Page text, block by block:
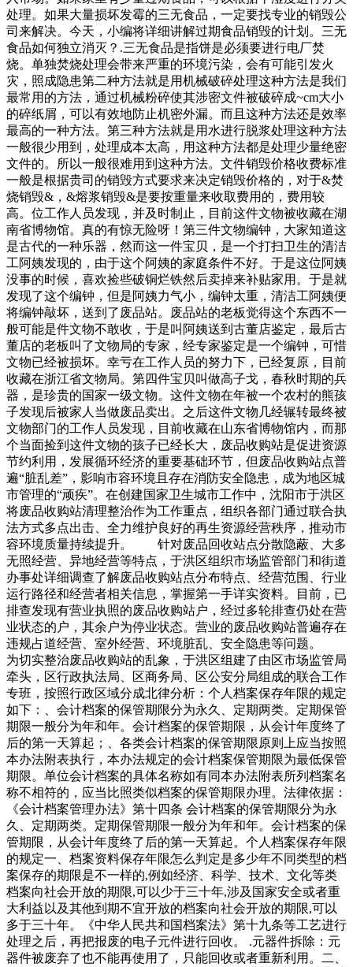
处理。如果大量损坏发霉的三无食品，一定要找专业的销毁公
司来解决。今天，小编将详细讲解过期食品销毁的计划。三无
食品如何独立消灭？.三无食品是指饼是必须要进行电厂焚
烧。单独焚烧处理会带来严重的环境污染，会有可能引发火
灾，照成隐患第二种方法就是用机械破碎处理这种方法是我们
最常用的方法，通过机械粉碎使其涉密文件被破碎成~cm大小
的碎纸屑，可以有效地防止机密外漏。而且这种方法还是效率
最高的一种方法。第三种方法就是用水进行脱浆处理这种方法
一般很少用到，处理成本太高，用这种方法都是处理少量绝密
文件的。所以一般很难用到这种方法。文件销毁价格收费标准
一般是根据贵司的销毁方式要求来决定销毁价格的，对于&焚
烧销毁&，&熔浆销毁&是要按重量来收取费用的，费用较
高。位工作人员发现，并及时制止，目前这件文物被收藏在湖
南省博物馆。真的有惊无险呀！第三件文物编钟，大家知道这
是古代的一种乐器，然而这一件宝贝，是一个打扫卫生的清洁
工阿姨发现的，由于这个阿姨的家庭条件不好。于是这位阿姨
没事的时候，喜欢捡些破铜烂铁然后卖掉来补贴家用。于是就
发现了这个编钟，但是阿姨力气小，编钟太重，清洁工阿姨便
将编钟敲坏，送到了废品站。废品站的老板觉得这个东西不一
般可能是件文物不敢收，于是叫阿姨送到古董店鉴定，最后古
董店的老板叫了文物局的专家，经专家鉴定是一个编钟，可惜
文物已经被损坏。幸亏在工作人员的努力下，已经复原，目前
收藏在浙江省文物局。第四件宝贝叫做高子戈，春秋时期的兵
器，是珍贵的国家一级文物。这件文物在年被一个农村的熊孩
子发现后被家人当做废品卖出。之后这件文物几经辗转最终被
文物部门的工作人员发现，目前收藏在山东省博物馆内，而那
个当面捡到这件文物的孩子已经长大，废品收购站是促进资源
节约利用，发展循环经济的重要基础环节，但废品收购站点普
遍“脏乱差”，影响市容环境且存在消防安全隐患，成为地区城
市管理的“顽疾”。在创建国家卫生城市工作中，沈阳市于洪区
将废品收购站清理整治作为工作重点，组织各部门通过联合执
法方式多点出击、全力维护良好的再生资源经营秩序，推动市
容环境质量持续提升。 针对废品回收站点分散隐蔽、大多
无照经营、异地经营等特点，于洪区组织市场监管部门和街道
办事处详细调查了解废品收购站点分布特点、经营范围、行业
运行路径和经营者相关信息，掌握第一手详实资料。目前，已
排查发现有营业执照的废品收购站户，经过多轮排查仍处在营
业状态的户，其余户为停业状态。营业的废品收购站普遍存在
违规占道经营、室外经营、环境脏乱、安全隐患等问题。
为切实整治废品收购站的乱象，于洪区组建了由区市场监管局
牵头，区行政执法局、区商务局、区公安分局组成的联合工作
专班，按照行政区域分成北律分析：个人档案保存年限的规定
如下：、会计档案的保管期限分为永久、定期两类。定期保管
期限一般分为年和年。会计档案的保管期限，从会计年度终了
后的第一天算起；、各类会计档案的保管期限原则上应当按照
本办法附表执行，本办法规定的会计档案保管期限为最低保管
期限。单位会计档案的具体名称如有同本办法附表所列档案名
称不相符的，应当比照类似档案的保管期限办理。法律依据：
《会计档案管理办法》第十四条 会计档案的保管期限分为永
久、定期两类。定期保管期限一般分为年和年。会计档案的保
管期限，从会计年度终了后的第一天算起。个人档案保存年限
的规定一、档案资料保存年限怎么判定是多少年不同类型的档
案保存的期限是不一样的,例如经济、科学、技术、文化等类
档案向社会开放的期限,可以少于三十年,涉及国家安全或者重
大利益以及其他到期不宜开放的档案向社会开放的期限,可以
多于三十年。《中华人民共和国档案法》第十九条等工艺进行
处理之后，再把报废的电子元件进行回收。 .元器件拆除：元
器件被废弃了也不能再使用了，只能回收或者重新利用。二、